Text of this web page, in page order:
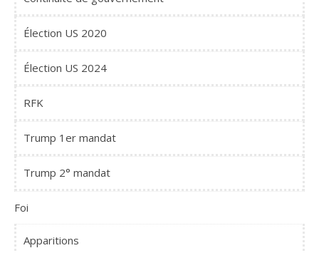
Élection US 2020
Élection US 2024
RFK
Trump 1er mandat
Trump 2° mandat
Foi
Apparitions